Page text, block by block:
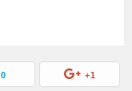
0 +1